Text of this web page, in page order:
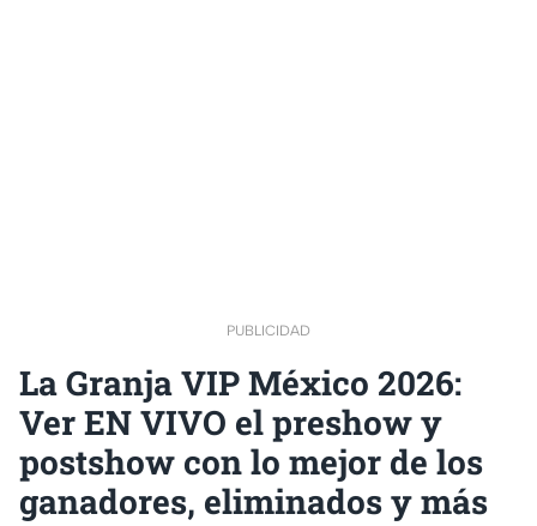
PUBLICIDAD
La Granja VIP México 2026:
Ver EN VIVO el preshow y
postshow con lo mejor de los
ganadores, eliminados y más